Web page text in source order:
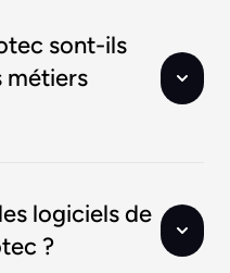
sont-ils
métiers
logiciels de
?